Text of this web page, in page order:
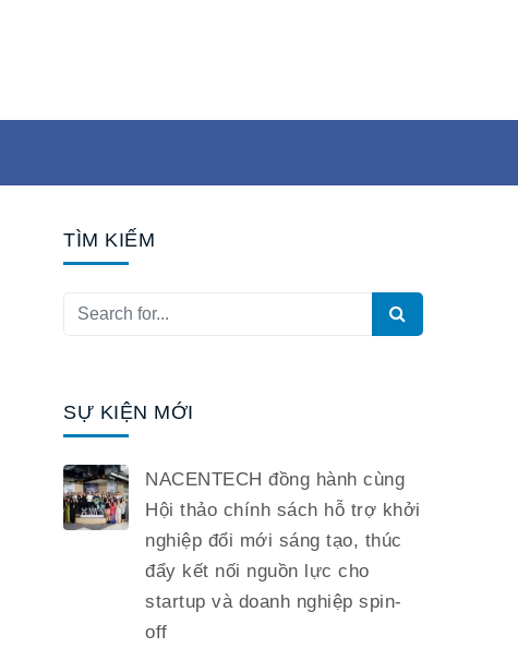
TÌM KIẾM
SỰ KIỆN MỚI
NACENTECH đồng hành cùng
Hội thảo chính sách hỗ trợ khởi
nghiệp đổi mới sáng tạo, thúc
đẩy kết nối nguồn lực cho
startup và doanh nghiệp spin-
off